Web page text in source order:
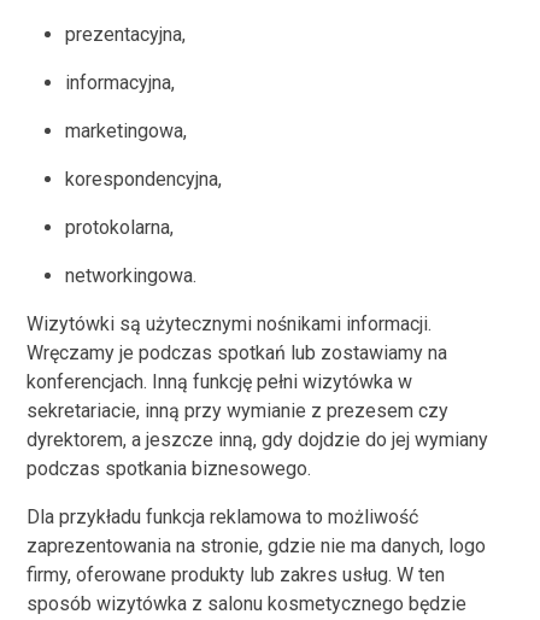
prezentacyjna,
informacyjna,
marketingowa,
korespondencyjna,
protokolarna,
networkingowa.
Wizytówki są użytecznymi nośnikami informacji.
Wręczamy je podczas spotkań lub zostawiamy na
konferencjach. Inną funkcję pełni wizytówka w
sekretariacie, inną przy wymianie z prezesem czy
dyrektorem, a jeszcze inną, gdy dojdzie do jej wymiany
podczas spotkania biznesowego.
Dla przykładu funkcja reklamowa to możliwość
zaprezentowania na stronie, gdzie nie ma danych, logo
firmy, oferowane produkty lub zakres usług. W ten
sposób wizytówka z salonu kosmetycznego będzie